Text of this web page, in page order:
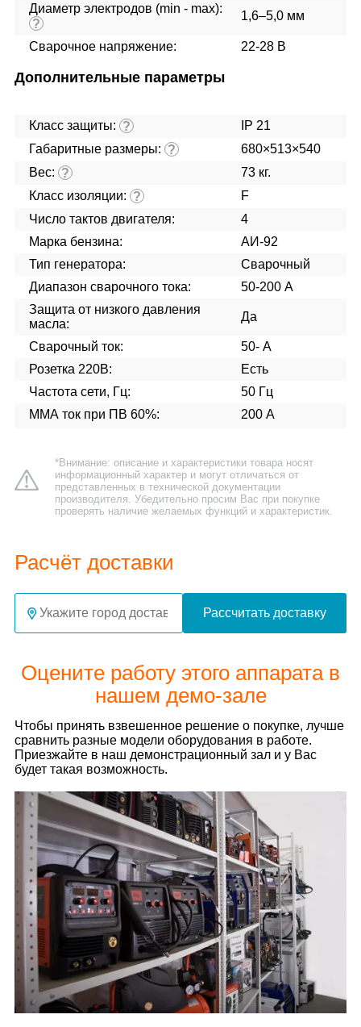
Диаметр электродов (min - max):
?
1,6–5,0 мм
Сварочное напряжение: 22-28 В
Дополнительные параметры
Класс защиты: ?
IP 21
Габаритные размеры: ?
680×513×540
Вес: ?
73 кг.
Класс изоляции: ?
F
Число тактов двигателя:
4
Марка бензина:
АИ-92
Тип генератора:
Сварочный
Диапазон сварочного тока:
50-200 А
Защита от низкого давления
масла:
Да
Сварочный ток:
50- А
Розетка 220В:
Есть
Частота сети, Гц:
50 Гц
ММА ток при ПВ 60%:
200 А
*Внимание: описание и характеристики товара носят
информационный характер и могут отличаться от
представленных в технической документации
производителя. Убедительно просим Вас при покупке
проверять наличие желаемых функций и характеристик.
Расчёт доставки
Рассчитать доставку
Оцените работу этого аппарата в
нашем демо-зале
Чтобы принять взвешенное решение о покупке, лучше
сравнить разные модели оборудования в работе.
Приезжайте в наш демонстрационный зал и у Вас
будет такая возможность.